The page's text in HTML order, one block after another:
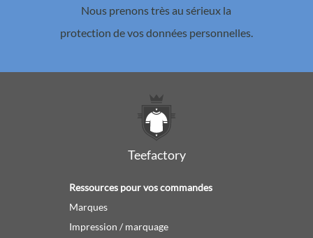
Nous prenons très au sérieux la
protection de vos données personnelles.
Teefactory
Ressources pour vos commandes
Marques
Impression / marquage